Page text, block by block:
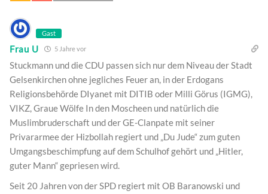
Gast
Frau U 5 Jahre vor
Stuckmann und die CDU passen sich nur dem Niveau der Stadt
Gelsenkirchen ohne jegliches Feuer an, in der Erdogans
Religionsbehörde DIyanet mit DITIB oder Milli Görus (IGMG),
VIKZ, Graue Wölfe In den Moscheen und natürlich die
Muslimbruderschaft und der GE-Clanpate mit seiner
Privararmee der Hizbollah regiert und „Du Jude“ zum guten
Umgangsbeschimpfung auf dem Schulhof gehört und „Hitler,
guter Mann“ gepriesen wird.
Seit 20 Jahren von der SPD regiert mit OB Baranowski und